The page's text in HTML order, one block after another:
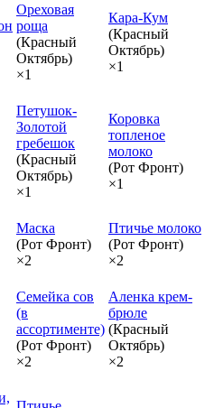
Ореховая
роща
(Красный
Октябрь)
×1
Кара-Кум
(Красный
Октябрь)
×1
Петушок-
Золотой
гребешок
(Красный
Октябрь)
×1
Коровка
топленое
молоко
(Рот Фронт)
×1
Маска
(Рот Фронт)
×2
Птичье молоко
(Рот Фронт)
×2
Семейка сов
(в
ассортименте)
(Рот Фронт)
×2
Аленка крем-
брюле
(Красный
Октябрь)
×2